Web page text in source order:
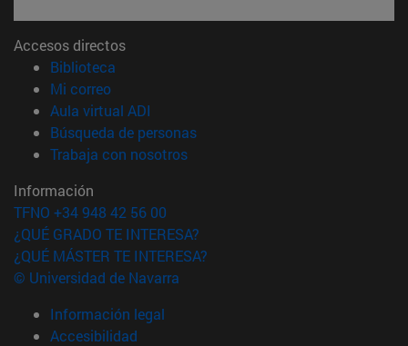
Accesos directos
Biblioteca
Mi correo(abre en nueva ventana)
Aula virtual ADI
Búsqueda de personas(abre en nueva ventana)
Trabaja con nosotros(abre en nueva ventana)
Información
TFNO +34 948 42 56 00
¿QUÉ GRADO TE INTERESA?
¿QUÉ MÁSTER TE INTERESA?
© Universidad de Navarra
Información legal
Accesibilidad